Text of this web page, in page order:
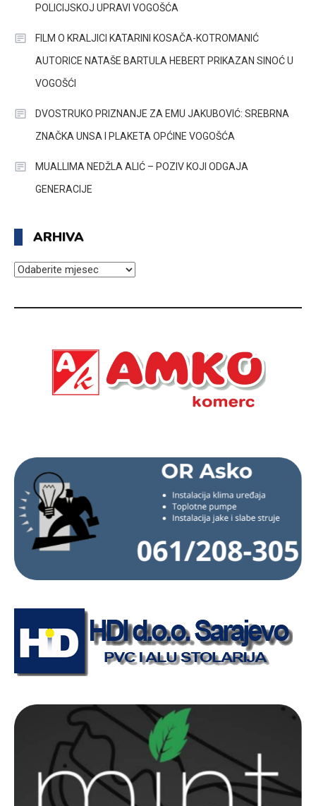
POLICIJSKOJ UPRAVI VOGOŠĆA
FILM O KRALJICI KATARINI KOSAČA-KOTROMANIĆ
AUTORICE NATAŠE BARTULA HEBERT PRIKAZAN SINOĆ U
VOGOŠĆI
DVOSTRUKO PRIZNANJE ZA EMU JAKUBOVIĆ: SREBRNA
ZNAČKA UNSA I PLAKETA OPĆINE VOGOŠĆA
MUALLIMA NEDŽLA ALIĆ – POZIV KOJI ODGAJA
GENERACIJE
ARHIVA
ARHIVA